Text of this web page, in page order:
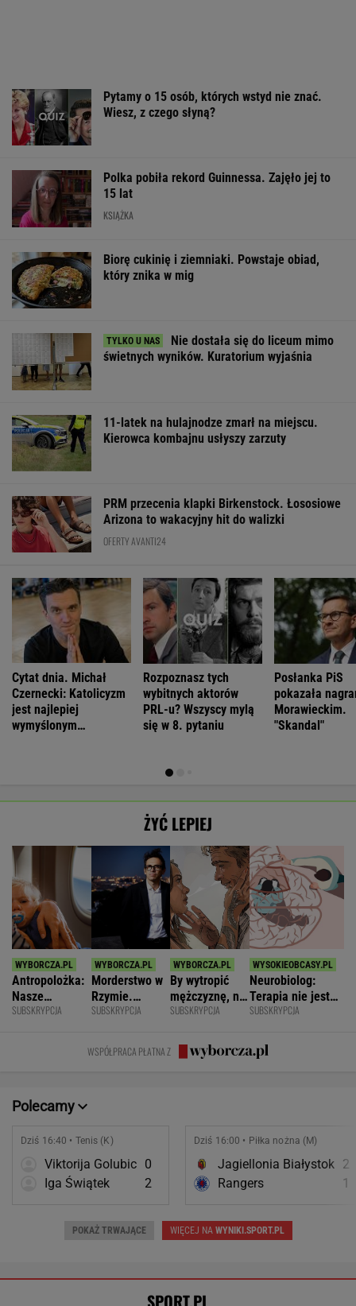
Pytamy o 15 osób, których wstyd nie znać.
Wiesz, z czego słyną?
Polka pobiła rekord Guinnessa. Zajęło jej to
15 lat
KSIĄŻKA
Biorę cukinię i ziemniaki. Powstaje obiad,
który znika w mig
Nie dostała się do liceum mimo
świetnych wyników. Kuratorium wyjaśnia
11-latek na hulajnodze zmarł na miejscu.
Kierowca kombajnu usłyszy zarzuty
PRM przecenia klapki Birkenstock. Łososiowe
Arizona to wakacyjny hit do walizki
OFERTY AVANTI24
Cytat dnia. Michał
Czernecki: Katolicyzm
jest najlepiej
wymyślonym
Rozpoznasz tych
wybitnych aktorów
PRL-u? Wszyscy mylą
się w 8. pytaniu
Posłanka PiS
pokazała
Morawieckim.
"Skandal"
ŻYĆ LEPIEJ
Antropolożka:
Nasze
społeczeństwo
SUBSKRYPCJA
Morderstwo w
Rzymie.
Dlaczego
zniszczyli
swoje życia?
SUBSKRYPCJA
By wytropić
mężczyznę, nie
musi nawet
krzesła.
SUBSKRYPCJA
Neurobiolog:
Terapia nie jest
konieczna. Mózg
zmianę
SUBSKRYPCJA
WSPÓŁPRACA PŁATNA Z
Polecamy
Dziś 16:40 • Tenis (K)
Viktorija Golubic 0
Iga Świątek
2
Dziś 16:00 • Piłka nożna (M)
Jagiellonia Białystok 2
Rangers
1
POKAŻ TRWAJĄCE WIĘCEJ NA WYNIKI.SPORT.PL
SPORT.PL